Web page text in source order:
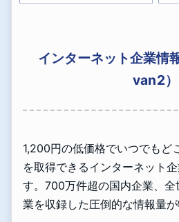
インターネット企業情
van2）
1,200円の低価格でいつでもど
を取得できるインターネット
す。700万件超の国内企業、
業を収録した圧倒的な情報量が